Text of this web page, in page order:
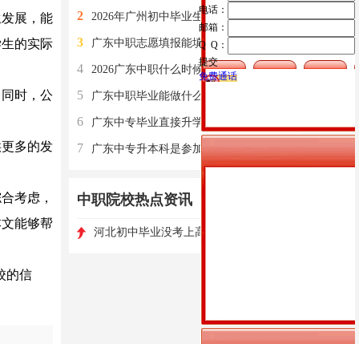
展，能
的实际
时，公
多的发
考虑，
能够帮
的信
2 2026年广州初中毕业生如何报读中职学校？有哪些入读方式？
3 广东中职志愿填报能填几个学校
4 2026广东中职什么时候开始录取投档
5 广东中职毕业能做什么工作
6 广东中专毕业直接升学大专吗
7 广东中专升本科是参加普通高考吗
中职院校热点资讯
河北初中毕业没考上高中怎么办
电话：
邮箱：
Q Q：
提交
免费通话